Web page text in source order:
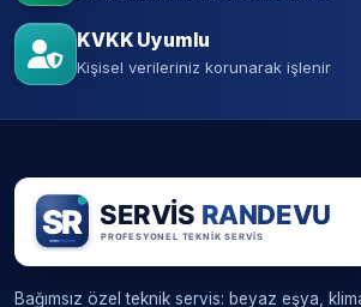
KVKK Uyumlu
Kişisel verileriniz korunarak işlenir
Bağımsız özel teknik servis: beyaz eşya,